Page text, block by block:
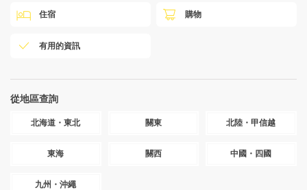
住宿 購物
有用的資訊
從地區查詢
北海道・東北 關東 北陸・甲信越
東海 關西 中國・四國
九州・沖繩